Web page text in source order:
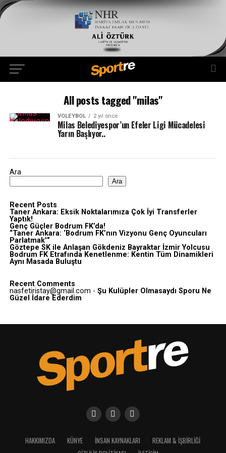
All posts tagged "milas"
VOLEYBOL 2 yıl önce
Milas Belediyespor’un Efeler Ligi Mücadelesi
Yarın Başlıyor..
Ara
Ara
Recent Posts
Taner Ankara: Eksik Noktalarımıza Çok İyi Transferler
Yaptık!
Genç Güçler Bodrum FK’da!
“Taner Ankara: ‘Bodrum FK’nın Vizyonu Genç Oyuncuları
Parlatmak'”
Göztepe SK ile Anlaşan Gökdeniz Bayraktar İzmir Yolcusu
Bodrum FK Etrafında Kenetlenme: Kentin Tüm Dinamikleri
Aynı Masada Buluştu
Recent Comments
nasfetiristay@gmail.com - Şu Kulüpler Olmasaydı Sporu Ne
Güzel İdare Ederdim
HAKKIMIZDA KÜNYE İNSAN KAYNAKLARI
REKLAM & İŞBIRLIĞI